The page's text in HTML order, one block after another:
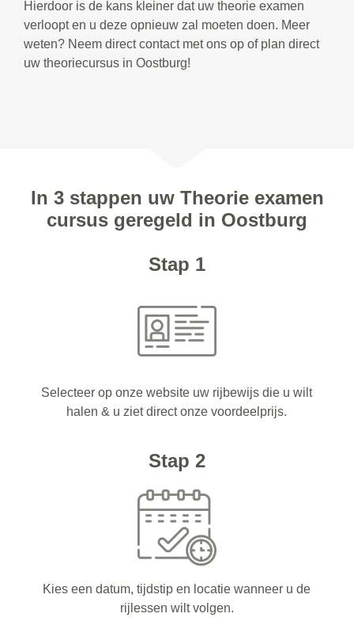
Hierdoor is de kans kleiner dat uw theorie examen
verloopt en u deze opnieuw zal moeten doen. Meer
weten? Neem direct contact met ons op of plan direct
uw theoriecursus in Oostburg!
In 3 stappen uw Theorie examen
cursus geregeld in Oostburg
Stap 1
Selecteer op onze website uw rijbewijs die u wilt
halen & u ziet direct onze voordeelprijs.
Stap 2
Kies een datum, tijdstip en locatie wanneer u de
rijlessen wilt volgen.